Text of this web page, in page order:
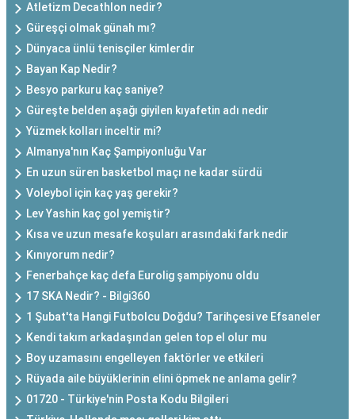
Atletizm Decathlon nedir?
Güreşçi olmak günah mı?
Dünyaca ünlü tenisçiler kimlerdir
Bayan Kap Nedir?
Besyo parkuru kaç saniye?
Güreşte belden aşağı giyilen kıyafetin adı nedir
Yüzmek kolları inceltir mi?
Almanya'nın Kaç Şampiyonluğu Var
En uzun süren basketbol maçı ne kadar sürdü
Voleybol için kaç yaş gerekir?
Lev Yashin kaç gol yemiştir?
Kısa ve uzun mesafe koşuları arasındaki fark nedir
Kınıyorum nedir?
Fenerbahçe kaç defa Eurolig şampiyonu oldu
17 SKA Nedir? - Bilgi360
1 Şubat'ta Hangi Futbolcu Doğdu? Tarihçesi ve Efsaneler
Kendi takım arkadaşından gelen top el olur mu
Boy uzamasını engelleyen faktörler ve etkileri
Rüyada aile büyüklerinin elini öpmek ne anlama gelir?
01720 - Türkiye'nin Posta Kodu Bilgileri